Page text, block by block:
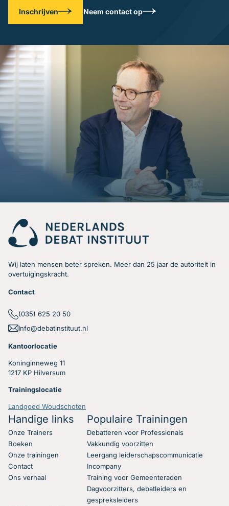
Inschrijven Neem contact op
Wij laten mensen beter spreken. Meer dan 25 jaar de autoriteit in
overtuigingskracht.
Contact
(035) 625 20 50
Info@debatinstituut.nl
Kantoorlocatie
Koninginneweg 11
1217 KP Hilversum
Trainingslocatie
Landgoed Woudschoten
Handige links
Onze Trainers
Boeken
Onze trainingen
Contact
Ons verhaal
Populaire Trainingen
Debatteren voor Professionals
Vakkundig voorzitten
Leergang leiderschapscommunicatie
Incompany
Training voor Gemeenteraden
Dagvoorzitters, debatleiders en
gespreksleiders